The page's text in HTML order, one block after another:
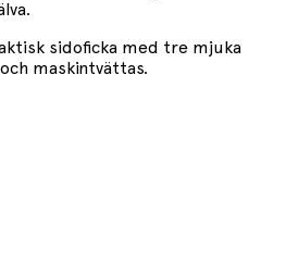
sidoficka med tre mjuka
maskintvättas.